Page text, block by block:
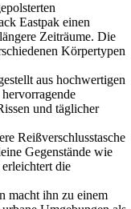
Eastpak einen
Zeiträume. Die
Körpertypen
aus hochwertigen
und täglicher
Reißverschlusstasche
Gegenstände wie
die
macht ihn zu einem